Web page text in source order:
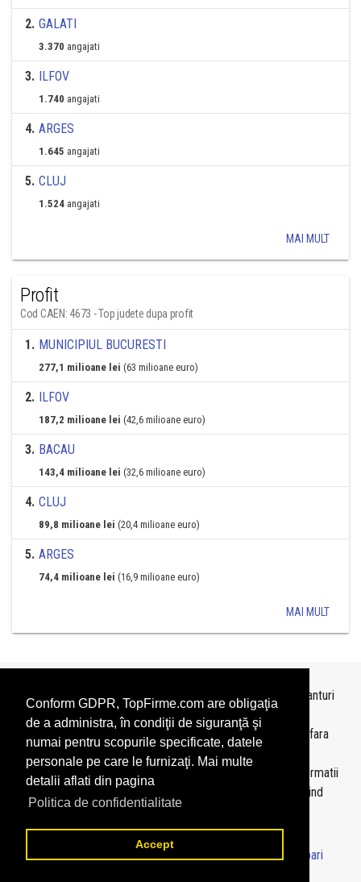
Conform GDPR, TopFirme.com are obligaţia
de a administra, în condiţii de siguranţă şi
numai pentru scopurile specificate, datele
personale pe care le furnizaţi. Mai multe
detalii aflati din pagina
Politica de confidentialitate
Accept
2. GALATI
3.370 angajati
3. ILFOV
1.740 angajati
4. ARGES
1.645 angajati
5. CLUJ
1.524 angajati
MAI MULT
Profit
Cod CAEN: 4673 - Top judete dupa profit
1. MUNICIPIUL BUCURESTI
277,1 milioane lei (63 milioane euro)
2. ILFOV
187,2 milioane lei (42,6 milioane euro)
3. BACAU
143,4 milioane lei (32,6 milioane euro)
4. CLUJ
89,8 milioane lei (20,4 milioane euro)
5. ARGES
74,4 milioane lei (16,9 milioane euro)
MAI MULT
Topurile sunt realizate deTopFirme
pe baza ultimelor bilanturi
depuse si au scop informativ.
Este interzisa folosirea topurilor fara acordul TopFirme si fara
precizarea sursei.
Daca doriti sa achizitionati
topuri personalizate
sau informatii
despre agentii economici va rugam sa ne contactati folosind
sectiunea Contact
© 2026 - TopFirme -Termeni si conditii-Contact-Intrebari